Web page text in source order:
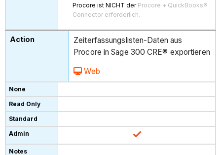
Procore ist NICHT der Procore + QuickBooks®
Connector erforderlich.
Zeiterfassungslisten-Daten aus
Procore in Sage 300 CRE® exportieren
Web